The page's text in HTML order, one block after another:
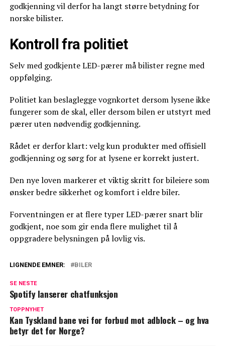
godkjenning vil derfor ha langt større betydning for
norske bilister.
Kontroll fra politiet
Selv med godkjente LED-pærer må bilister regne med
oppfølging.
Politiet kan beslaglegge vognkortet dersom lysene ikke
fungerer som de skal, eller dersom bilen er utstyrt med
pærer uten nødvendig godkjenning.
Rådet er derfor klart: velg kun produkter med offisiell
godkjenning og sørg for at lysene er korrekt justert.
Den nye loven markerer et viktig skritt for bileiere som
ønsker bedre sikkerhet og komfort i eldre biler.
Forventningen er at flere typer LED-pærer snart blir
godkjent, noe som gir enda flere mulighet til å
oppgradere belysningen på lovlig vis.
LIGNENDE EMNER: BILER
SE NESTE
Spotify lanserer chatfunksjon
TOPPNYHET
Kan Tyskland bane vei for forbud mot adblock – og hva
betyr det for Norge?